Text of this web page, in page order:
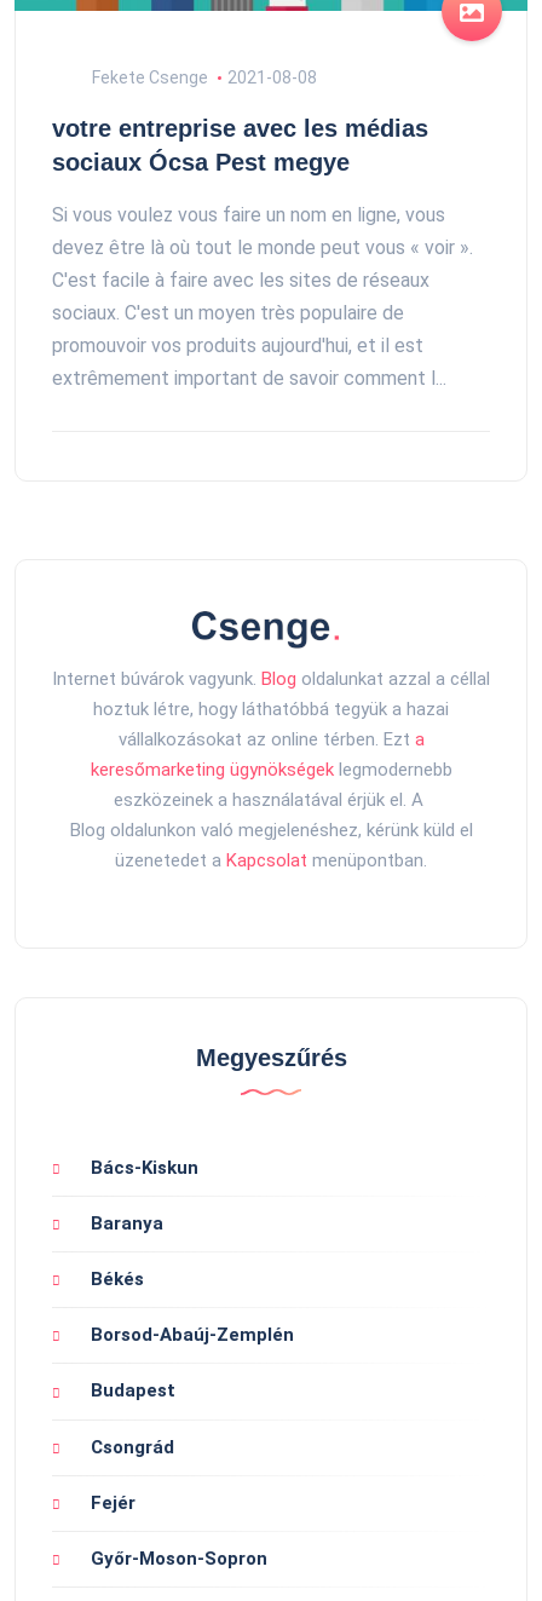
Fekete Csenge 2021-08-08
votre entreprise avec les médias
sociaux Ócsa Pest megye
Si vous voulez vous faire un nom en ligne, vous
devez être là où tout le monde peut vous « voir ».
C'est facile à faire avec les sites de réseaux
sociaux. C'est un moyen très populaire de
promouvoir vos produits aujourd'hui, et il est
extrêmement important de savoir comment l...
Internet búvárok vagyunk. Blog oldalunkat azzal a céllal
hoztuk létre, hogy láthatóbbá tegyük a hazai
vállalkozásokat az online térben. Ezt a
keresőmarketing ügynökségeklegmodernebb
eszközeinek a használatával érjük el. A
Blog oldalunkon való megjelenéshez, kérünk küld el
üzenetedet a Kapcsolat menüpontban.
Megyeszűrés
Bács-Kiskun
Baranya
Békés
Borsod-Abaúj-Zemplén
Budapest
Csongrád
Fejér
Győr-Moson-Sopron